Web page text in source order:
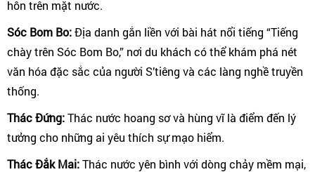
hôn trên mặt nước.
Sóc Bom Bo:Địa danh gắn liền với bài hát nổi tiếng “Tiếng
chày trên Sóc Bom Bo,” nơi du khách có thể khám phá nét
văn hóa đặc sắc của người S’tiêng và các làng nghề truyền
thống.
Thác Đứng:Thác nước hoang sơ và hùng vĩ là điểm đến lý
tưởng cho những ai yêu thích sự mạo hiểm.
Thác Đắk Mai:Thác nước yên bình với dòng chảy mềm mại,